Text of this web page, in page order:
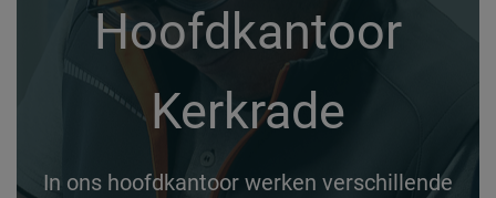
Hoofdkantoor
Kerkrade
In ons hoofdkantoor werken verschillende